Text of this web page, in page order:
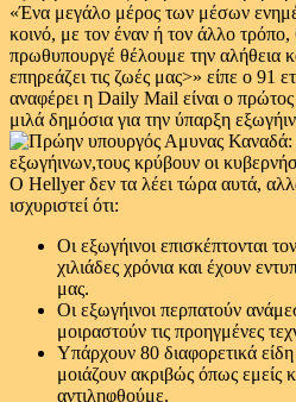
«Ένα μεγάλο μέρος των μέσων
κοινό, με τον έναν ή τον άλλο
πρωθυπουργέ θέλουμε την αλήθεια
επηρεάζει τις ζωές μας>» είπε ο 91
αναφέρει η Daily Mail είναι ο
μιλά δημόσια για την ύπαρξη
Ο Hellyer δεν τα λέει τώρα αυτά,
ισχυριστεί ότι:
Οι εξωγήινοι επισκέπτονται
χιλιάδες χρόνια και έχουν
μας.
Οι εξωγήινοι περπατούν
μοιραστούν τις προηγμένες
Υπάρχουν 80 διαφορετικά
μοιάζουν ακριβώς όπως εμείς
αντιληφθούμε.